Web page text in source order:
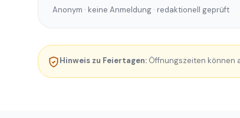
Anonym · keine Anmeldung · redaktionell geprüft
Hinweis zu Feiertagen: Öffnungszeiten können